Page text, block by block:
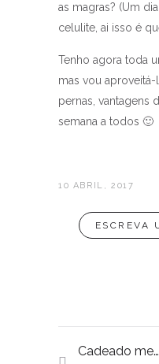
as magras? (Um
celulite, ai isso é
Tenho agora toda
mas vou aproveitá-
pernas, vantagens
semana a todos 🙂
10 ABRIL, 2017
ESCREVA
Cadeado meu, cadeado meu